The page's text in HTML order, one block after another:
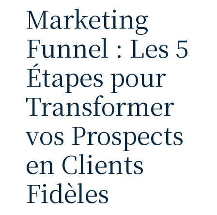
Marketing
Funnel : Les 5
Étapes pour
Transformer
vos Prospects
en Clients
Fidèles